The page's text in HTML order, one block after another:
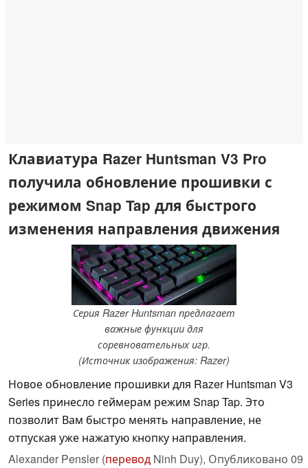
Клавиатура Razer Huntsman V3 Pro
получила обновление прошивки с
режимом Snap Tap для быстрого
изменения направления движения
Серия Razer Huntsman предлагает
важные функции для
соревновательных игр.
(Источник изображения: Razer)
Новое обновление прошивки для Razer Huntsman V3
Series принесло геймерам режим Snap Tap. Это
позволит Вам быстро менять направление, не
отпуская уже нажатую кнопку направления.
Alexander Pensler (перевод Ninh Duy), Опубликовано 09